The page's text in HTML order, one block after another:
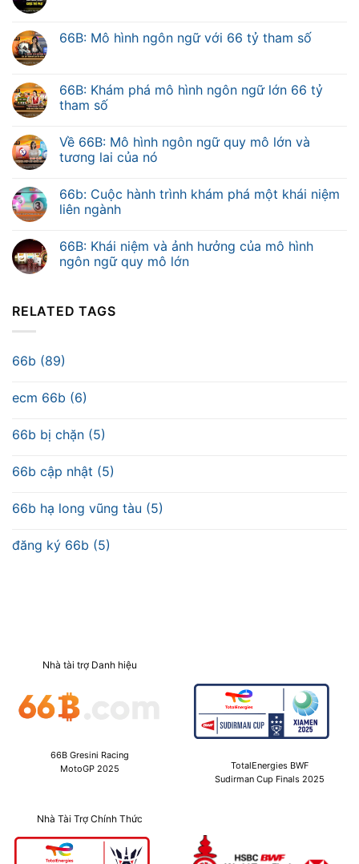
66B: Mô hình ngôn ngữ với 66 tỷ tham số
66B: Khám phá mô hình ngôn ngữ lớn 66 tỷ
tham số
Về 66B: Mô hình ngôn ngữ quy mô lớn và
tương lai của nó
66b: Cuộc hành trình khám phá một khái niệm
liên ngành
66B: Khái niệm và ảnh hưởng của mô hình
ngôn ngữ quy mô lớn
RELATED TAGS
66b (89)
ecm 66b (6)
66b bị chặn (5)
66b cập nhật (5)
66b hạ long vũng tàu (5)
đăng ký 66b (5)
Nhà tài trợ Danh hiệu
66B Gresini Racing
MotoGP 2025
TotalEnergies BWF
Sudirman Cup Finals 2025
Nhà Tài Trợ Chính Thức